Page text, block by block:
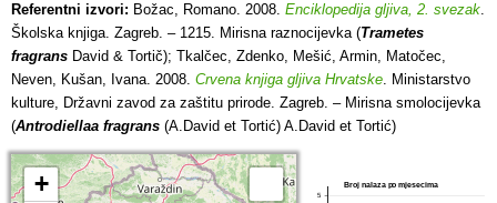
Referentni izvori: Božac, Romano. 2008. Enciklopedija gljiva, 2. svezak.
Školska knjiga. Zagreb. – 1215. Mirisna raznocijevka (Trametes
fragrans David & Tortič); Tkalčec, Zdenko, Mešić, Armin, Matočec,
Neven, Kušan, Ivana. 2008. Crvena knjiga gljiva Hrvatske. Ministarstvo
kulture, Državni zavod za zaštitu prirode. Zagreb. – Mirisna smolocijevka
(Antrodiellaa fragrans (A.David et Tortić) A.David et Tortić)
+
Broj nalaza po mjesecima
5